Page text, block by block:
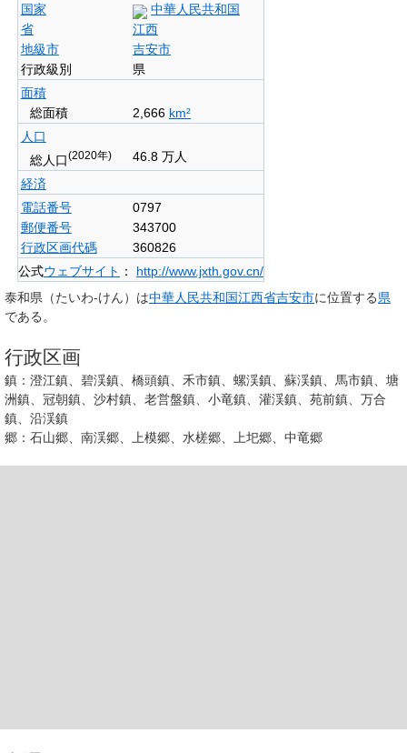
国家
中華人民共和国
省
江西
地級市
吉安市
行政級別
県
面積
総面積
2,666 km²
人口
総人口(2020年)
46.8 万人
経済
電話番号
0797
郵便番号
343700
行政区画代碼
360826
公式ウェブサイト ：
http://www.jxth.gov.cn/
泰和県 （たいわ-けん）は中華人民共和国江西省吉安市に位置する県
である。
行政区画
鎮：澄江鎮、碧渓鎮、橋頭鎮、禾市鎮、螺渓鎮、蘇渓鎮、馬市鎮、塘
洲鎮、冠朝鎮、沙村鎮、老営盤鎮、小竜鎮、灌渓鎮、苑前鎮、万合
鎮、沿渓鎮
郷：石山郷、南渓郷、上模郷、水槎郷、上圯郷、中竜郷